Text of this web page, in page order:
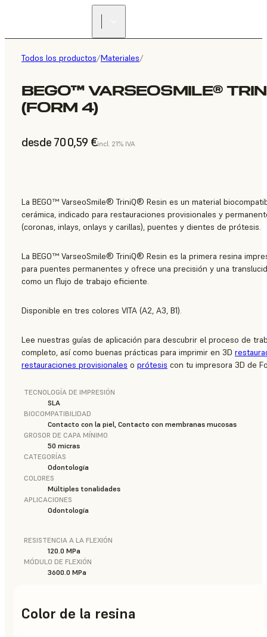
Todos los productos/Materiales/
BEGO™ VARSEOSMILE®
(FORM 4)
desde 700,59 €incl. 21% IVA
La BEGO™ VarseoSmile® TriniQ® Resin es un material
cerámica, indicado para restauraciones provisionales y
(coronas, inlays, onlays y carillas), puentes y dientes de prótesis.
La BEGO™ VarseoSmile® TriniQ® Resin es la primera resina
para puentes permanentes y ofrece una precisión y una
como un flujo de trabajo eficiente.
Disponible en tres colores VITA (A2, A3, B1).
Lee nuestras guías de aplicación para descubrir el proceso de
completo, así como buenas prácticas para imprimir en 3D
restauraciones provisionales o prótesis con tu impresora 3D de
TECNOLOGÍA DE IMPRESIÓN
SLA
BIOCOMPATIBILIDAD
Contacto con la piel, Contacto con membranas mucosas
GROSOR DE CAPA MÍNIMO
50 micras
CATEGORÍAS
Odontología
COLORES
Múltiples tonalidades
APLICACIONES
Odontología
RESISTENCIA A LA FLEXIÓN
120.0 MPa
MÓDULO DE FLEXIÓN
3600.0 MPa
Color de la resina